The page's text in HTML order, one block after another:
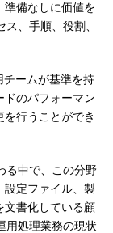
備なしに価値を
、手順、役割、
ームが基準を持
ドのパフォーマン
行うことができ
る中で、この分野
設定ファイル、製
文書化している顧
用処理業務の現状